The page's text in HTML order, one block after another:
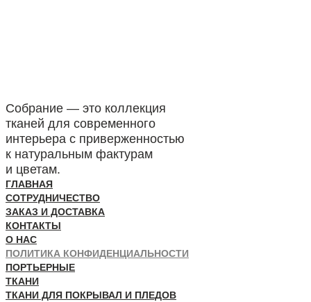
Собрание — это коллекция
тканей для современного
интерьера с приверженностью
к натуральным фактурам
и цветам.
ГЛАВНАЯ
СОТРУДНИЧЕСТВО
ЗАКАЗ И ДОСТАВКА
КОНТАКТЫ
О НАС
ПОЛИТИКА КОНФИДЕНЦИАЛЬНОСТИ
ПОРТЬЕРНЫЕ
ТКАНИ
ТКАНИ ДЛЯ ПОКРЫВАЛ И ПЛЕДОВ